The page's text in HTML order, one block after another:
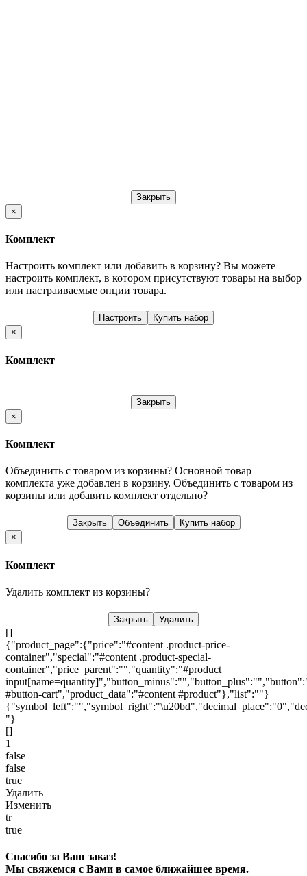
Закрыть
×
Комплект
Настроить комплект или добавить в корзину? Вы можете
настроить комплект, в котором присутствуют товары на выбор
или настраиваемые опции товара.
Настроить
Купить набор
×
Комплект
Закрыть
×
Комплект
Объединить с товаром из корзины? Основной товар
комплекта уже добавлен в корзину. Объединить с товаром из
корзины или добавить комплект отдельно?
Закрыть Объединить
Купить набор
×
Комплект
Удалить комплект из корзины?
Закрыть Удалить
[]
{"product_page":{"price":"#content .product-price-
container","special":"#content .product-special-
container","price_parent":"","quantity":"#product
#button-cart","product_data":"#content #product"},"list":""}
"}
[]
1
false
false
true
Удалить
Изменить
tr
true
Спасибо за Ваш заказ!
Мы свяжемся с Вами в самое ближайшее время.